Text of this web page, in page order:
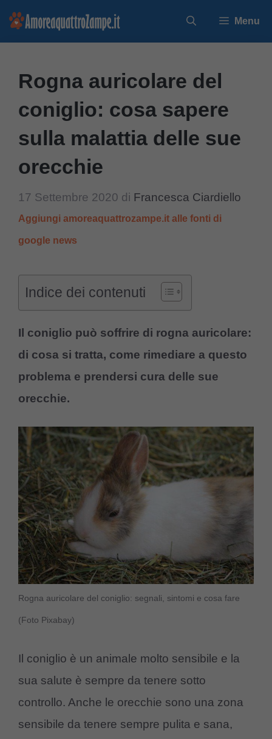
Vai
Menu
Rogna auricolare del
coniglio: cosa sapere
sulla malattia delle sue
orecchie
17 Settembre 2020 di Francesca Ciardiello
Aggiungi amoreaquattrozampe.it alle fonti di
google news
Indice dei contenuti
Il coniglio può soffrire di rogna auricolare:
di cosa si tratta, come rimediare a questo
problema e prendersi cura delle sue
orecchie.
Rogna auricolare del coniglio: segnali, sintomi e cosa fare
(Foto Pixabay)
Il coniglio è un animale molto sensibile e la
sua salute è sempre da tenere sotto
controllo. Anche le orecchie sono una zona
sensibile da tenere sempre pulita e sana,